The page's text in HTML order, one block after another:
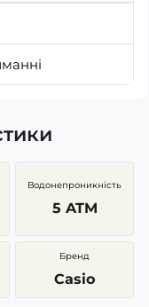
Водонепроникність
5 ATM
Бренд
Casio